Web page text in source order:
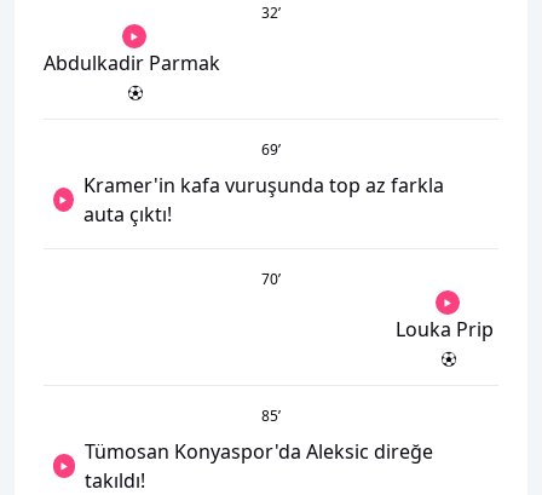
32’
Abdulkadir Parmak
69’
Kramer'in kafa vuruşunda top az farkla
auta çıktı!
70’
Louka Prip
85’
Tümosan Konyaspor'da Aleksic direğe
takıldı!